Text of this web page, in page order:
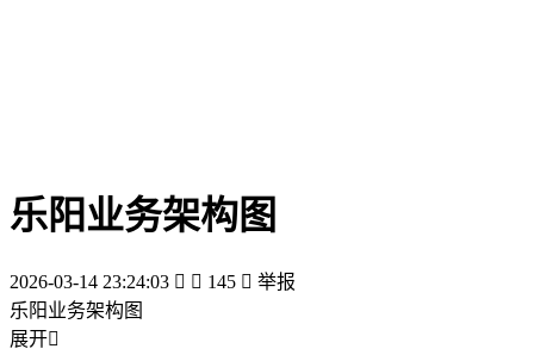
乐阳业务架构图
2026-03-14 23:24:03   145  举报
乐阳业务架构图
展开